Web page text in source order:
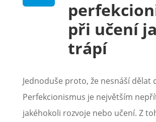
při učení
trápí
Jednoduše proto, že nesnáší dělat
Perfekcionismus je největším
jakéhokoli rozvoje nebo učení. Z